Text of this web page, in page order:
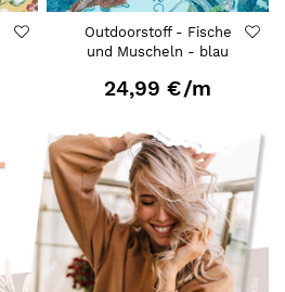
Outdoorstoff - Fische
und Muscheln - blau
24,99 €/m